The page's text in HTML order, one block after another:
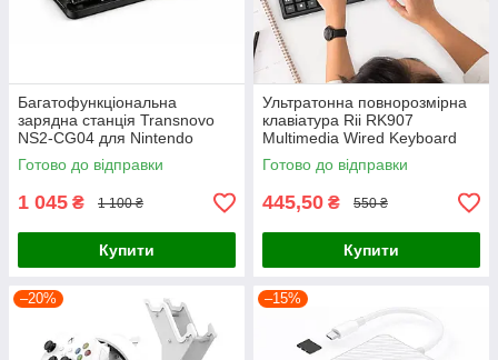
Багатофункціональна
зарядна станція Transnovo
NS2-CG04 для Nintendo
Switch / Joy-Con, док-станція
для консолі та 4 контролерів
Готово до відправки
1 045 ₴ 1 100 ₴
Купити
Ультратонна повнорозмірна
клавіатура Rii RK907
Multimedia Wired Keyboard
USB, нова
Готово до відправки
445,50 ₴ 550 ₴
Купити
–20% –15%